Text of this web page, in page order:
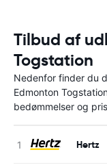
Tilbud af
Togstation
Nedenfor finder du
Edmonton
bedømmelser og
Hertz